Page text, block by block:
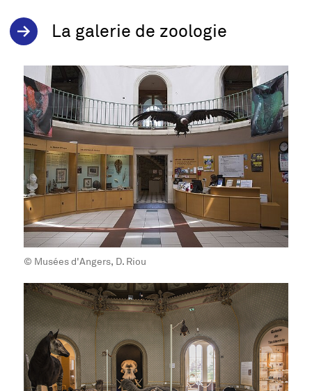
La galerie de zoologie
© Musées d'Angers, D. Riou